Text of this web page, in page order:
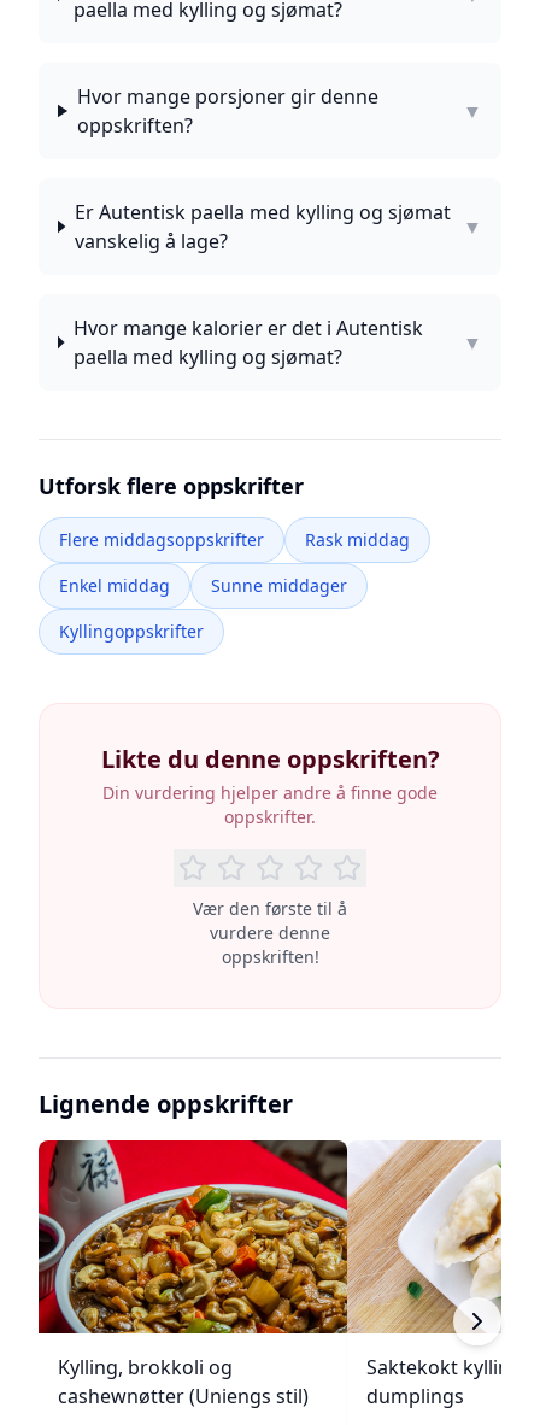
paella med kylling og sjømat?
Hvor mange porsjoner gir denne
oppskriften?
▼
Er Autentisk paella med kylling og sjømat
vanskelig å lage?
▼
Hvor mange kalorier er det i Autentisk
paella med kylling og sjømat?
▼
Utforsk flere oppskrifter
Flere middagsoppskrifter
Rask middag
Enkel middag
Sunne middager
Kyllingoppskrifter
Likte du denne oppskriften?
Din vurdering hjelper andre å finne gode
oppskrifter.
Vær den første til å
vurdere denne
oppskriften!
Lignende oppskrifter
Kylling, brokkoli og
cashewnøtter (Uniengs stil)
Saktekokt kylling
dumplings